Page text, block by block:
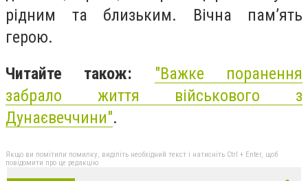
рідним та близьким. Вічна пам’ять
герою.
Читайте також: "Важке поранення
забрало життя військового з
Дунаєвеччини".
Якщо ви помітили помилку, виділіть необхідний текст і натисніть Ctrl + Enter, щоб
повідомити про це редакцію